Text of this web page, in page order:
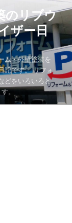
のリブウ
ザー日
ム・外壁塗装を
記です。 リフォ
どをいろいろと
。